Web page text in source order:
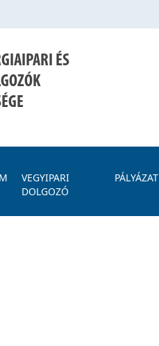
ÉS
VEGYIPARI
DOLGOZÓ
PÁLYÁZAT